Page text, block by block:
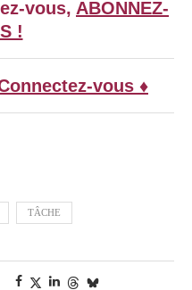
vous, ABONNEZ-
!
vous ♦
TÂCHE